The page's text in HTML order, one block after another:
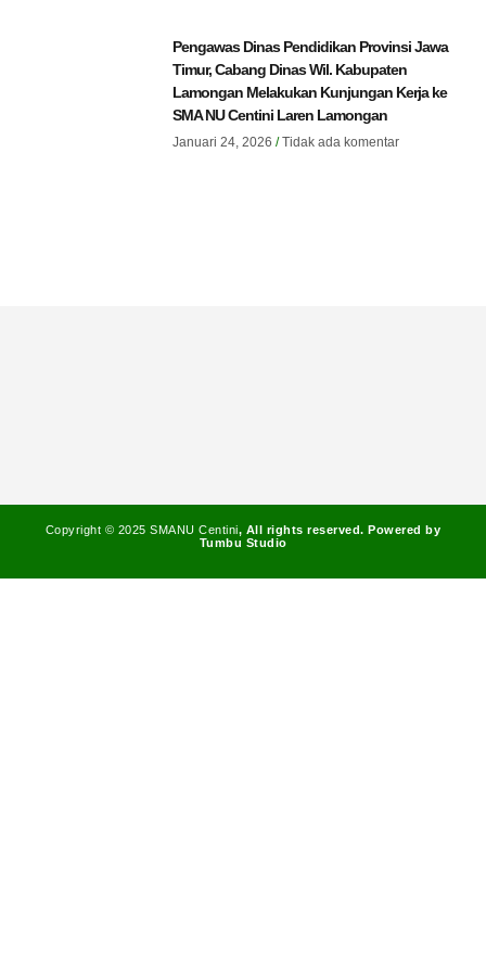
Pengawas Dinas Pendidikan Provinsi Jawa
Timur, Cabang Dinas Wil. Kabupaten
Lamongan Melakukan Kunjungan Kerja ke
SMA NU Centini Laren Lamongan
Januari 24, 2026 Tidak ada komentar
Copyright © 2025SMANU Centini, All rights reserved. Powered by
Tumbu Studio